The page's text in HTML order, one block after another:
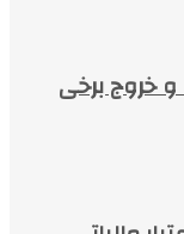
خروج برخی